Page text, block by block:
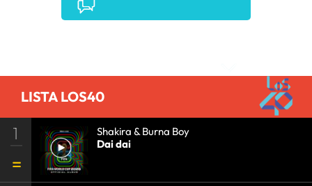
EVENTOS MUSICALES
•RADIO•AGENDA•PRISA MEDIA•
COMUNICACIÓN•COMUNICACIÓN•
LISTA LOS40
1
Shakira & Burna Boy
Dai dai